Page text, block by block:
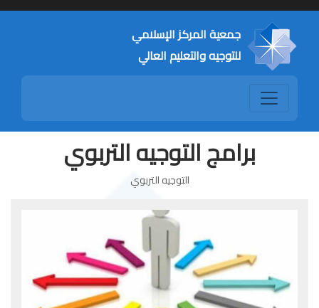
جمعية المركز الإسلامي
للتوجيه والتعليم العالي
برامج التوجيه التربوي
التوجيه التربوي